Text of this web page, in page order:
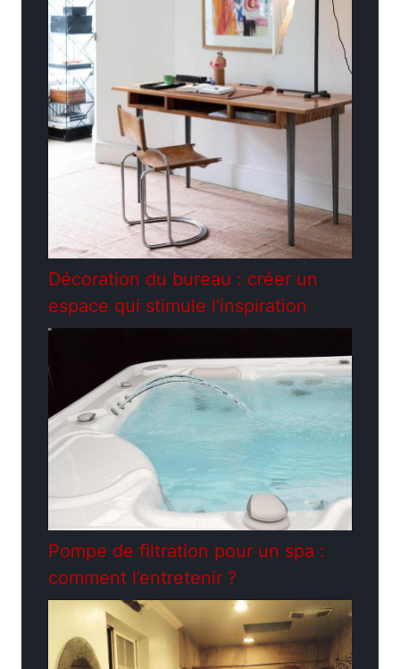
Décoration du bureau : créer un
espace qui stimule l’inspiration
Pompe de filtration pour un spa :
comment l’entretenir ?